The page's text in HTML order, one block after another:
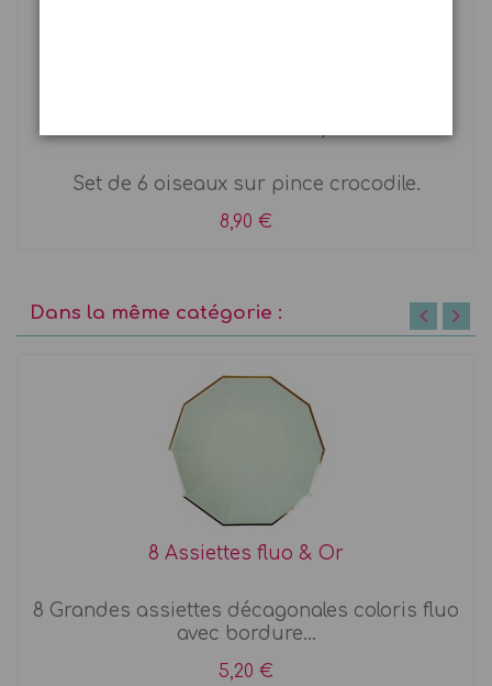
Set de 6 oiseaux sur pince crocodile.
8,90 €
Dans la même catégorie :
8 Assiettes fluo & Or
8 Grandes assiettes décagonales coloris fluo
avec bordure...
5,20 €